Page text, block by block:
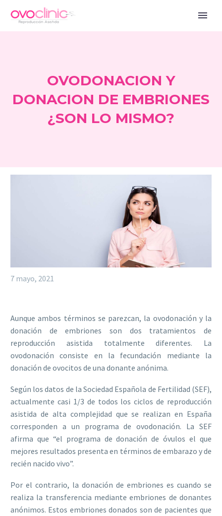
OVODONACION Y
DONACION DE EMBRIONES
¿SON LO MISMO?
7 mayo, 2021
Aunque ambos términos se parezcan, la ovodonación y la
donación de embriones son dos tratamientos de
reproducción asistida totalmente diferentes. La
ovodonación consiste en la fecundación mediante la
donación de ovocitos de una donante anónima.
Según los datos de la Sociedad Española de Fertilidad (SEF),
actualmente casi 1/3 de todos los ciclos de reproducción
asistida de alta complejidad que se realizan en España
corresponden a un programa de ovodonación. La SEF
afirma que “el programa de donación de óvulos el que
mejores resultados presenta en términos de embarazo y de
recién nacido vivo”.
Por el contrario, la donación de embriones es cuando se
realiza la transferencia mediante embriones de donantes
anónimos. Estos embriones donados son de pacientes que